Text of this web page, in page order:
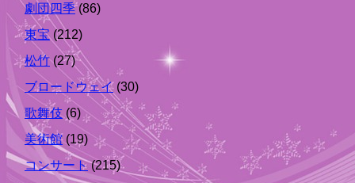
劇団四季(86)
東宝 (212)
松竹(27)
ブロードウェイ(30)
歌舞伎 (6)
美術館(19)
コンサート(215)